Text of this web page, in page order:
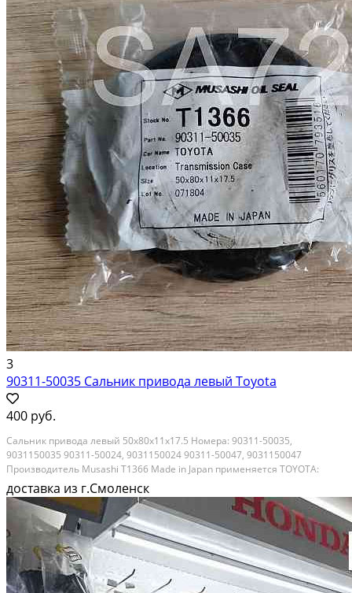
3
90311-50035 Сальник привода левый Toyota
400 руб.
Сальник привода левый 50х80х11x17.5 Номера: 90311-50035,
9031150035 90311-50024, 9031150024 90311-50047, 9031150047
Производитель Musashi T1366 Made in Japan применяется TOYOTA:
AVENSIS CAMRY/VISTA/AURION COROLLA COROLLA ALTIS COROLLA MATRIX
PREVIA/TARAGO RAV4 VANGUARD SCION TC SCION XB SOLARA...
доставка из г.Смоленск